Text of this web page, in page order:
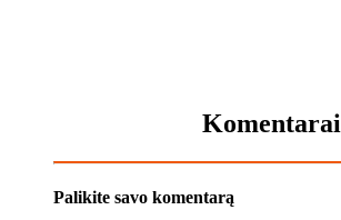
Komentarai
Palikite savo komentarą